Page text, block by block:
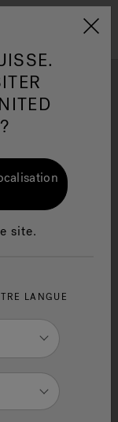
EMEA
la marque
site.
LANGUE